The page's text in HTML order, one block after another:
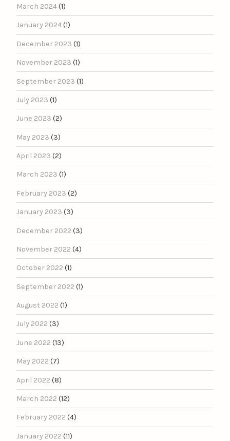
March 2024(1)
January 2024(1)
December 2023 (1)
November 2023 (1)
September 2023 (1)
July 2023 (1)
June 2023 (2)
May 2023 (3)
April 2023 (2)
March 2023 (1)
February 2023 (2)
January 2023 (3)
December 2022 (3)
November 2022 (4)
October 2022 (1)
September 2022 (1)
August 2022 (1)
July 2022 (3)
June 2022 (13)
May 2022 (7)
April 2022 (8)
March 2022 (12)
February 2022 (4)
January 2022 (11)